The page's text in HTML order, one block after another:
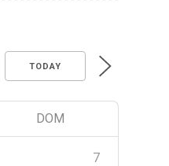
TODAY
DOM
7